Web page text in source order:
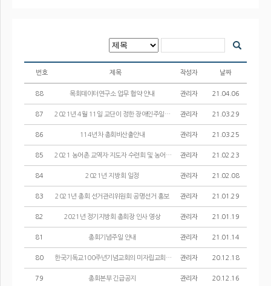
번호 제목 작성자 날짜
88 목회데이터연구소 업무 협약 안내 관리자 21.04.06
87 2021년 4월 11일 교단이 정한 장애인주일입니다. 관리자 21.03.29
86 114년차 총회비산출안내 관리자 21.03.25
85 2021 농어촌 교역자·지도자 수련회 및 농어촌 선교정책 개발을 위한 간담회 관리자 21.02.23
84 2021년 지방회 일정 관리자 21.02.08
83 2021년 총회 선거관리위원회 공명선거 홍보 관리자 21.01.29
82 2021년 정기지방회 총회장 인사 영상 관리자 21.01.19
81 총회기념주일 안내 관리자 21.01.14
80 한국기독교100주년기념교회의 미자립교회 지원 안내 관리자 20.12.18
79 총회본부 긴급공지 관리자 20.12.16